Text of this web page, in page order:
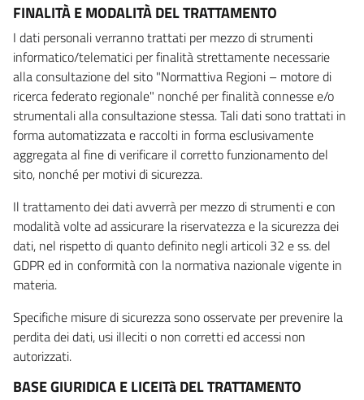
FINALITÀ E MODALITÀ DEL TRATTAMENTO
I dati personali verranno trattati per mezzo di strumenti
informatico/telematici per finalità strettamente necessarie
alla consultazione del sito "Normattiva Regioni – motore di
ricerca federato regionale" nonché per finalità connesse e/o
strumentali alla consultazione stessa. Tali dati sono trattati in
forma automatizzata e raccolti in forma esclusivamente
aggregata al fine di verificare il corretto funzionamento del
sito, nonché per motivi di sicurezza.
Il trattamento dei dati avverrà per mezzo di strumenti e con
modalità volte ad assicurare la riservatezza e la sicurezza dei
dati, nel rispetto di quanto definito negli articoli 32 e ss. del
GDPR ed in conformità con la normativa nazionale vigente in
materia.
Specifiche misure di sicurezza sono osservate per prevenire la
perdita dei dati, usi illeciti o non corretti ed accessi non
autorizzati.
BASE GIURIDICA E LICEITà DEL TRATTAMENTO